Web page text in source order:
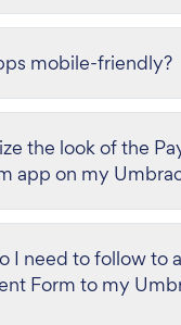
mobile-friendly?
the look of the
app on my
I need to follow to
Form to my